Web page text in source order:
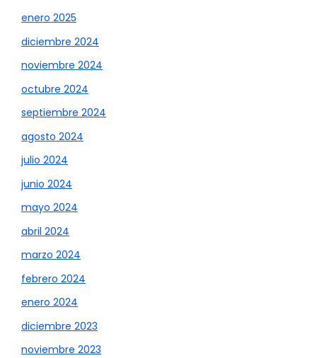
enero 2025
diciembre 2024
noviembre 2024
octubre 2024
septiembre 2024
agosto 2024
julio 2024
junio 2024
mayo 2024
abril 2024
marzo 2024
febrero 2024
enero 2024
diciembre 2023
noviembre 2023